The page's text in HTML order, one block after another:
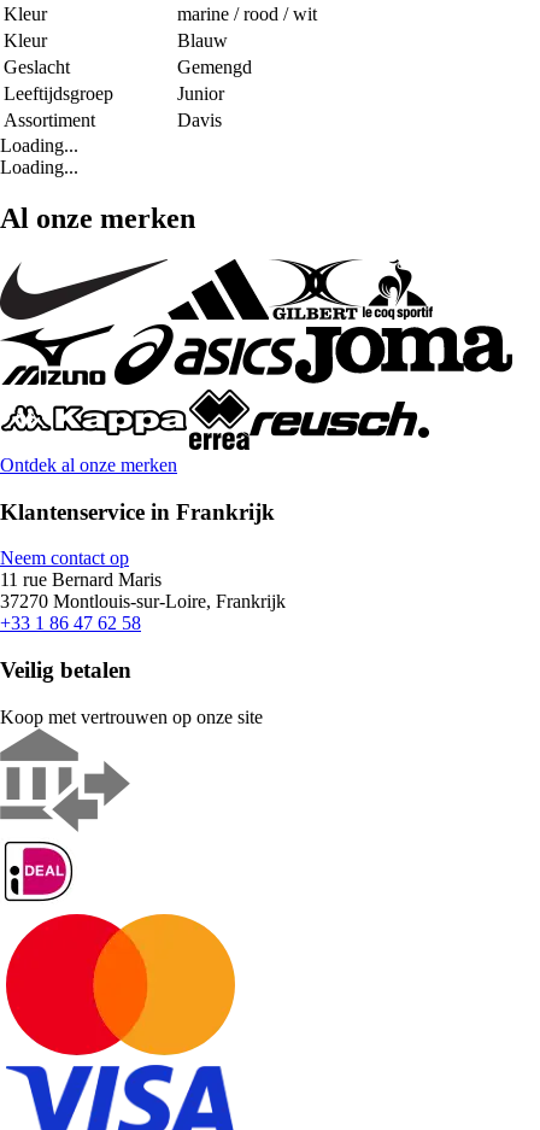
Kleur
marine / rood / wit
Kleur
Blauw
Geslacht
Gemengd
Leeftijdsgroep
Junior
Assortiment
Davis
Loading...
Loading...
Al onze merken
Ontdek al onze merken
Klantenservice in Frankrijk
Neem contact op
11 rue Bernard Maris
37270 Montlouis-sur-Loire, Frankrijk
+33 1 86 47 62 58
Veilig betalen
Koop met vertrouwen op onze site